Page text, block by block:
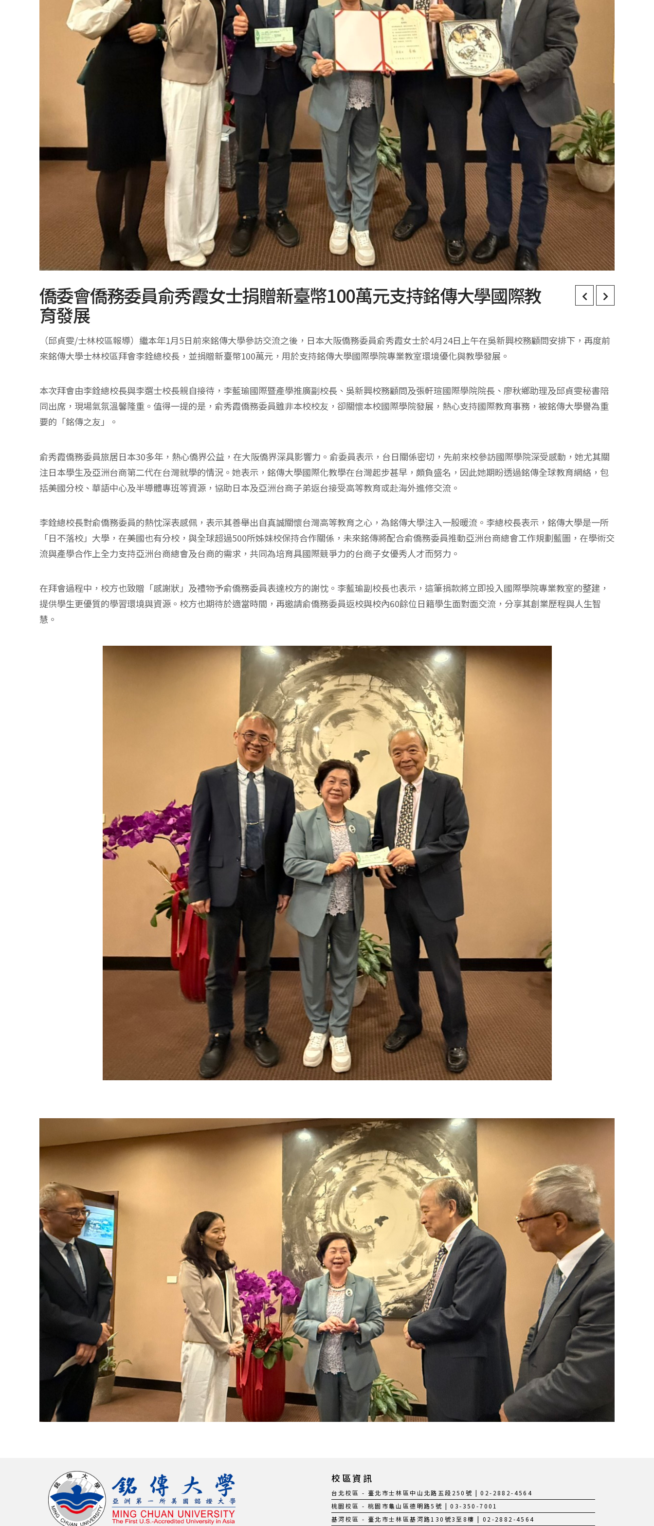
僑委會僑務委員俞秀霞女士捐贈新臺幣100萬元支持銘傳大學國際教
育發展
（邱貞雯/士林校區報導）繼本年1月5日前來銘傳大學參訪交流之後，日本大阪僑務委員俞秀霞女士於4月24日上午在吳新興校務顧問安排下，再度前
來銘傳大學士林校區拜會李銓總校長，並捐贈新臺幣100萬元，用於支持銘傳大學國際學院專業教室環境優化與教學發展。
本次拜會由李銓總校長與李選士校長親自接待，李藍瑜國際暨產學推廣副校長、吳新興校務顧問及張軒瑄國際學院院長、廖秋鄉助理及邱貞雯秘書陪
同出席，現場氣氛溫馨隆重。值得一提的是，俞秀霞僑務委員雖非本校校友，卻關懷本校國際學院發展，熱心支持國際教育事務，被銘傳大學譽為重
要的「銘傳之友」。
俞秀霞僑務委員旅居日本30多年，熱心僑界公益，在大阪僑界深具影響力。俞委員表示，台日關係密切，先前來校參訪國際學院深受感動，她尤其關
注日本學生及亞洲台商第二代在台灣就學的情況。她表示，銘傳大學國際化教學在台灣起步甚早，頗負盛名，因此她期盼透過銘傳全球教育網絡，包
括美國分校、華語中心及半導體專班等資源，協助日本及亞洲台商子弟返台接受高等教育或赴海外進修交流。
李銓總校長對俞僑務委員的熱忱深表感佩，表示其善舉出自真誠關懷台灣高等教育之心，為銘傳大學注入一股暖流。李總校長表示，銘傳大學是一所
「日不落校」大學，在美國也有分校，與全球超過500所姊妹校保持合作關係，未來銘傳將配合俞僑務委員推動亞洲台商總會工作規劃藍圖，在學術交
流與產學合作上全力支持亞洲台商總會及台商的需求，共同為培育具國際競爭力的台商子女優秀人才而努力。
在拜會過程中，校方也致贈「感謝狀」及禮物予俞僑務委員表達校方的謝忱。李藍瑜副校長也表示，這筆捐款將立即投入國際學院專業教室的整建，
提供學生更優質的學習環境與資源。校方也期待於適當時間，再邀請俞僑務委員返校與校內60餘位日籍學生面對面交流，分享其創業歷程與人生智
慧。
校區資訊
台北校區 - 臺北市士林區中山北路五段250號 | 02-2882-4564
桃園校區 - 桃園市龜山區德明路5號 | 03-350-7001
基河校區 - 臺北市士林區基河路130號3至8樓 | 02-2882-4564